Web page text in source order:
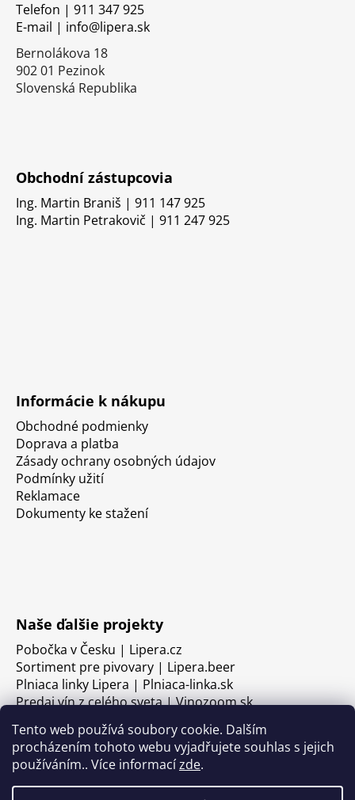
Tento web používá soubory cookie. Dalším
procházením tohoto webu vyjadřujete souhlas s jejich
používáním.. Více informacízde.
Telefon | 911 347 925
E-mail | info@lipera.sk
Bernolákova 18
902 01 Pezinok
Slovenská Republika
Obchodní zástupcovia
Ing. Martin Braniš | 911 147 925
Ing. Martin Petrakovič | 911 247 925
Informácie k nákupu
Obchodné podmienky
Doprava a platba
Zásady ochrany osobných údajov
Podmínky užití
Reklamace
Dokumenty ke stažení
Naše ďalšie projekty
Pobočka v Česku | Lipera.cz
Sortiment pre pivovary | Lipera.beer
Plniaca linky Lipera | Plniaca-linka.sk
Predaj vín z celého sveta | Vinozoom.sk